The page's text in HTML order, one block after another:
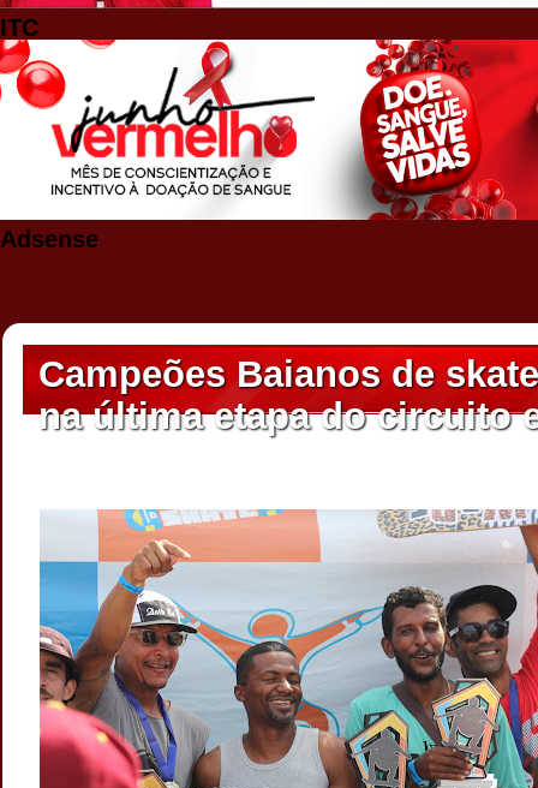
ITC
Adsense
Campeões Baianos de
na última etapa do circuito